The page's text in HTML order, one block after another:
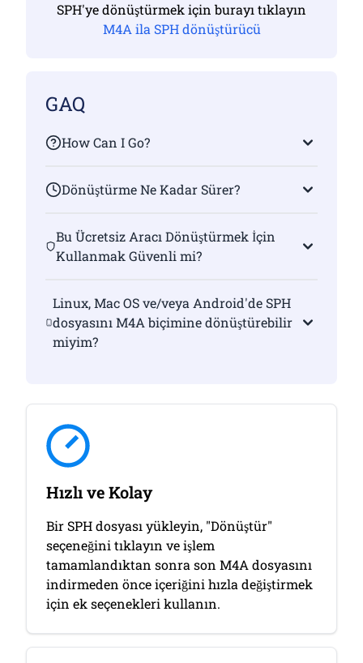
SPH'ye dönüştürmek için burayı tıklayın
M4A ila SPH dönüştürücü
GAQ
How Can I Go?
Dönüştürme Ne Kadar Sürer?
Bu Ücretsiz Aracı Dönüştürmek İçin
Kullanmak Güvenli mi?
Linux, Mac OS ve/veya Android'de SPH
dosyasını M4A biçimine dönüştürebilir
miyim?
Hızlı ve Kolay
Bir SPH dosyası yükleyin, "Dönüştür"
seçeneğini tıklayın ve işlem
tamamlandıktan sonra son M4A dosyasını
indirmeden önce içeriğini hızla değiştirmek
için ek seçenekleri kullanın.